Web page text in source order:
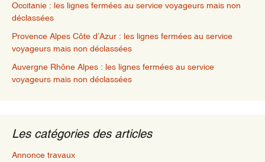
Occitanie : les lignes fermées au service voyageurs mais non
déclassées
Provence Alpes Côte d’Azur : les lignes fermées au service
voyageurs mais non déclassées
Auvergne Rhône Alpes : les lignes fermées au service
voyageurs mais non déclassées
Les catégories des articles
Annonce travaux